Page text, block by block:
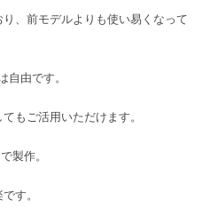
、前モデルよりも使い易くなって
自由です。
もご活用いただけます。
製作。
す。